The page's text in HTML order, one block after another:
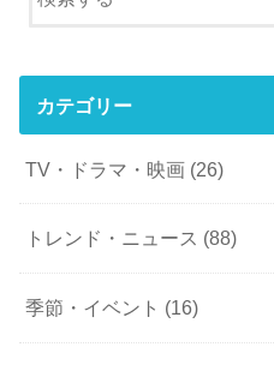
カテゴリー
TV・ドラマ・映画 (26)
トレンド・ニュース (88)
季節・イベント (16)